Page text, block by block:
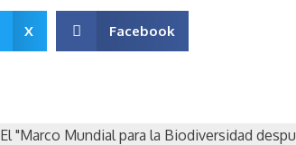
X Facebook
El "Marco Mundial para la Biodiversidad